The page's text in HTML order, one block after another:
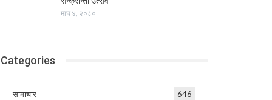
माघ ४, २०८०
Categories
सामाचार 646